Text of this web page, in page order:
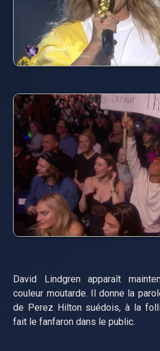
David Lindgren apparaît
couleur moutarde. Il donne la
de Perez Hilton suédois, à la
fait le fanfaron dans le public.